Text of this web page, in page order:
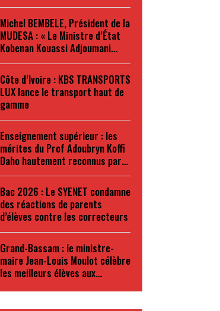
Michel BEMBELE, Président de la
MUDESA : « Le Ministre d’État
Kobenan Kouassi Adjoumani…
Côte d’Ivoire : KBS TRANSPORTS
LUX lance le transport haut de
gamme
Enseignement supérieur : les
mérites du Prof Adoubryn Koffi
Daho hautement reconnus par…
Bac 2026 : Le SYENET condamne
des réactions de parents
d’élèves contre les correcteurs
Grand-Bassam : le ministre-
maire Jean-Louis Moulot célèbre
les meilleurs élèves aux…